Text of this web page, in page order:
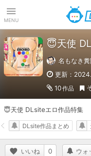
MENU
😇天使
名もなき糞
更新：
10作品
😇天使 DLsiteエロ作品特集
いいね 0 ウォ
DLsite作品まとめ